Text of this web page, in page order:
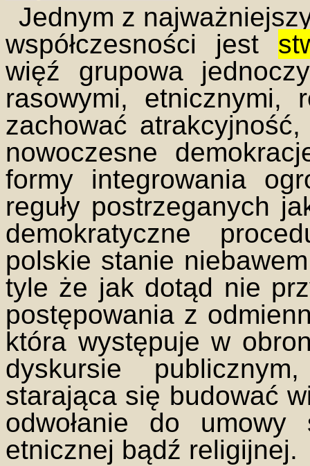
Jednym z
współczesności jest
więź grupowa
rasowymi, etnicznymi,
zachować
nowoczesne
formy integrowania
reguły postrzeganych
demokratyczne
polskie stanie
tyle że jak dotąd nie
postępowania z
która występuje w
dyskursie
starająca się budować
odwołanie do umowy
etnicznej bądź religijnej.